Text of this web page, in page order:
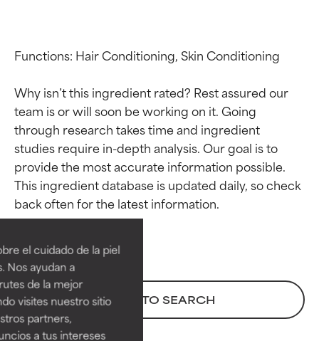
el cuidado de la piel
Nos ayudan a
de la mejor
visites nuestro sitio
partners,
a tus intereses
Functions: Hair Conditioning, Skin Conditioning
Why isn’t this ingredient rated? Rest assured our
team is or will soon be working on it. Going
through research takes time and ingredient
studies require in-depth analysis. Our goal is to
provide the most accurate information possible.
This ingredient database is updated daily, so check
BACK TO SEARCH
Calificaciones de
ingredientes
EXCELENTE
Ingrediente sobresaliente con
beneficios reales para la piel. Su
Calificaciones de
ingredientes
EXCELENTE
Ingrediente sobresaliente con
beneficios reales para la piel. Su